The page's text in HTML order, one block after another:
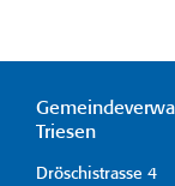
Triesen
Dröschistrasse 4